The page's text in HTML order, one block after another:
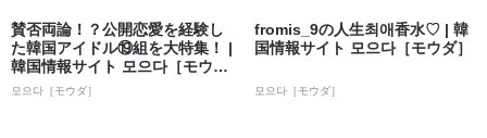
賛否両論！？公開恋愛を経験し
た韓国アイドル⑲組を大特集！ |
韓国情報サイト 모으다［モウ
ダ］
모으다［モウダ］
fromis_9の人生최애香水♡ | 韓
国情報サイト 모으다［モウダ］
모으다［モウダ］